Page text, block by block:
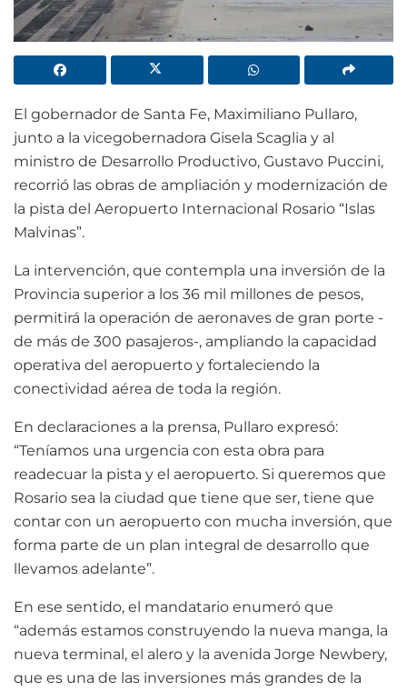
El gobernador de Santa Fe, Maximiliano Pullaro,
junto a la vicegobernadora Gisela Scaglia y al
ministro de Desarrollo Productivo, Gustavo Puccini,
recorrió las obras de ampliación y modernización de
la pista del Aeropuerto Internacional Rosario “Islas
Malvinas”.
La intervención, que contempla una inversión de la
Provincia superior a los 36 mil millones de pesos,
permitirá la operación de aeronaves de gran porte -
de más de 300 pasajeros-, ampliando la capacidad
operativa del aeropuerto y fortaleciendo la
conectividad aérea de toda la región.
En declaraciones a la prensa, Pullaro expresó:
“Teníamos una urgencia con esta obra para
readecuar la pista y el aeropuerto. Si queremos que
Rosario sea la ciudad que tiene que ser, tiene que
contar con un aeropuerto con mucha inversión, que
forma parte de un plan integral de desarrollo que
llevamos adelante”.
En ese sentido, el mandatario enumeró que
“además estamos construyendo la nueva manga, la
nueva terminal, el alero y la avenida Jorge Newbery,
que es una de las inversiones más grandes de la